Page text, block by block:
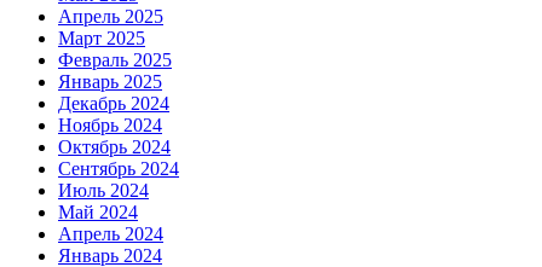
Апрель 2025
Март 2025
Февраль 2025
Январь 2025
Декабрь 2024
Ноябрь 2024
Октябрь 2024
Сентябрь 2024
Июль 2024
Май 2024
Апрель 2024
Январь 2024